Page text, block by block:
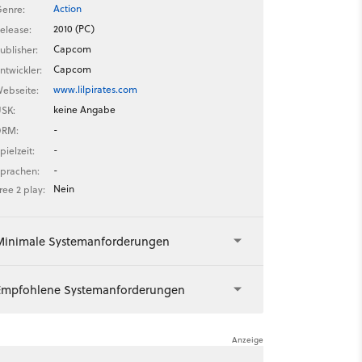
Action
2010 (PC)
Capcom
Capcom
www.lilpirates.com
keine Angabe
-
-
-
2 play:
Nein
Systemanforderungen
Systemanforderungen